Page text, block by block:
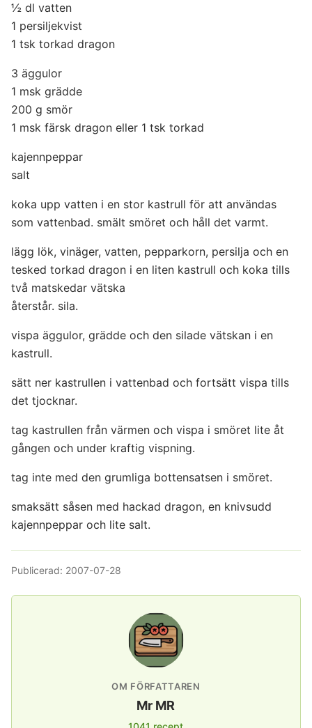
½ dl vatten
1 persiljekvist
1 tsk torkad dragon
3 äggulor
1 msk grädde
200 g smör
1 msk färsk dragon eller 1 tsk torkad
kajennpeppar
salt
koka upp vatten i en stor kastrull för att användas
som vattenbad. smält smöret och håll det varmt.
lägg lök, vinäger, vatten, pepparkorn, persilja och en
tesked torkad dragon i en liten kastrull och koka tills
två matskedar vätska
återstår. sila.
vispa äggulor, grädde och den silade vätskan i en
kastrull.
sätt ner kastrullen i vattenbad och fortsätt vispa tills
det tjocknar.
tag kastrullen från värmen och vispa i smöret lite åt
gången och under kraftig vispning.
tag inte med den grumliga bottensatsen i smöret.
smaksätt såsen med hackad dragon, en knivsudd
kajennpeppar och lite salt.
Publicerad: 2007-07-28
OM FÖRFATTAREN
Mr MR